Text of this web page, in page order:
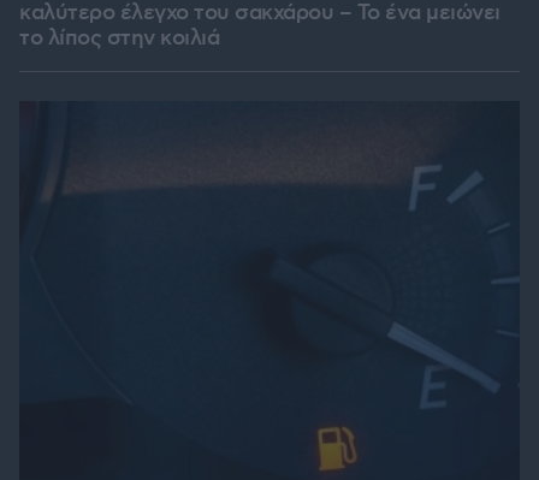
καλύτερο έλεγχο του σακχάρου – Το ένα μειώνει
το λίπος στην κοιλιά